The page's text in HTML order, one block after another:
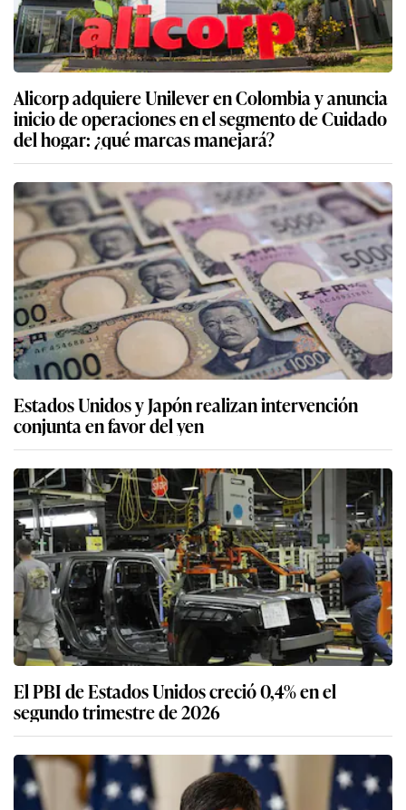
Alicorp adquiere Unilever en Colombia y anuncia
inicio de operaciones en el segmento de Cuidado
del hogar: ¿qué marcas manejará?
Estados Unidos y Japón realizan intervención
conjunta en favor del yen
El PBI de Estados Unidos creció 0,4% en el
segundo trimestre de 2026